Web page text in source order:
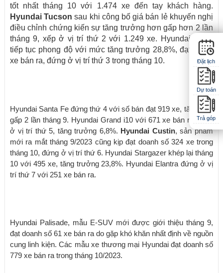
tốt nhất tháng 10 với 1.474 xe đến tay khách hàng.
Hyundai Tucson sau khi công bố giá bán lẻ khuyến nghị
điều chỉnh chứng kiến sự tăng trưởng hơn gấp hơn 2 lần
tháng 9, xếp ở vị trí thứ 2 với 1.249 xe. Hyundai Creta
tiếp tục phong độ với mức tăng trưởng 28,8%, đạt 1.235
xe bán ra, đứng ở vị trí thứ 3 trong tháng 10.
Hyundai Santa Fe đứng thứ 4 với số bán đạt 919 xe, tăng hơn
gấp 2 lần tháng 9. Hyundai Grand i10 với 671 xe bán ra đứng
ở vị trí thứ 5, tăng trưởng 6,8%. Hyundai Custin, sản phẩm
mới ra mắt tháng 9/2023 cũng kịp đạt doanh số 324 xe trong
tháng 10, đứng ở vị trí thứ 6. Hyundai Stargazer khép lại tháng
10 với 495 xe, tăng trưởng 23,8%. Hyundai Elantra đứng ở vị
trí thứ 7 với 251 xe bán ra.
Hyundai Palisade, mẫu E-SUV mới được giới thiệu tháng 9,
đạt doanh số 61 xe bán ra do gặp khó khăn nhất định về nguồn
cung linh kiện. Các mẫu xe thương mại Hyundai đạt doanh số
779 xe bán ra trong tháng 10/2023.
Đặt lịch
Dự toán
Trả góp